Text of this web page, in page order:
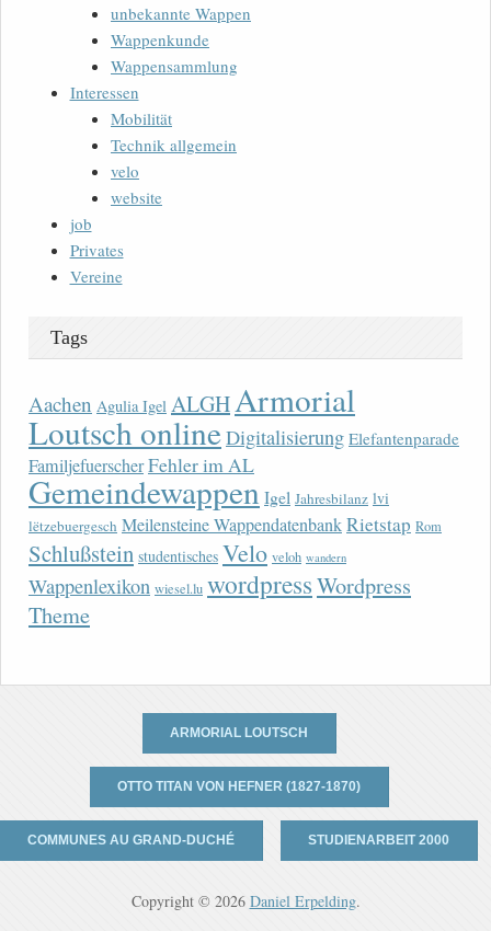
unbekannte Wappen
Wappenkunde
Wappensammlung
Interessen
Mobilität
Technik allgemein
velo
website
job
Privates
Vereine
Tags
Aachen Agulia Igel ALGHArmorial
Loutsch onlineDigitalisierung Elefantenparade
FamiljefuerscherFehler im AL
Gemeindewappen Igel Jahresbilanz lvi
lëtzebuergesch Meilensteine WappendatenbankRietstap Rom
Schlußstein studentisches Velo veloh wandern
Wappenlexikon wiesel.lu wordpressWordpress
Theme
ARMORIAL LOUTSCH
OTTO TITAN VON HEFNER (1827-1870)
COMMUNES AU GRAND-DUCHÉ STUDIENARBEIT 2000
Copyright © 2026 Daniel Erpelding.